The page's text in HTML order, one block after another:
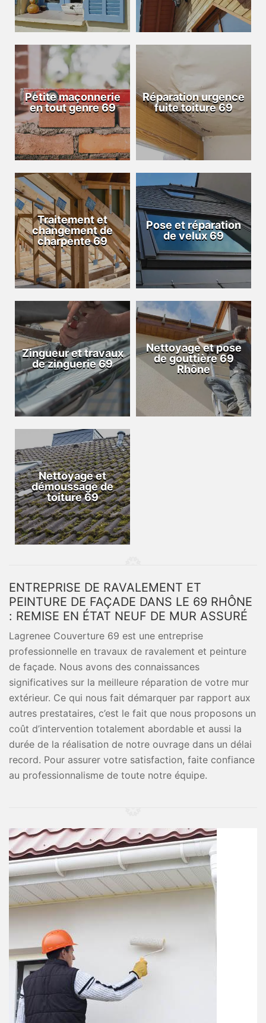
Petite maçonnerie
en tout genre 69
Réparation urgence
fuite toiture 69
Traitement et
changement de
charpente 69
Pose et réparation
de velux 69
Zingueur et travaux
de zinguerie 69
Nettoyage et pose
de gouttière 69
Rhône
Nettoyage et
démoussage de
toiture 69
ENTREPRISE DE RAVALEMENT ET
PEINTURE DE FAÇADE DANS LE 69 RHÔNE
: REMISE EN ÉTAT NEUF DE MUR ASSURÉ
Lagrenee Couverture 69 est une entreprise
professionnelle en travaux de ravalement et peinture
de façade. Nous avons des connaissances
significatives sur la meilleure réparation de votre mur
extérieur. Ce qui nous fait démarquer par rapport aux
autres prestataires, c’est le fait que nous proposons un
coût d’intervention totalement abordable et aussi la
durée de la réalisation de notre ouvrage dans un délai
record. Pour assurer votre satisfaction, faite confiance
au professionnalisme de toute notre équipe.